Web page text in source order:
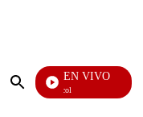
Enviar
EN VIVO
Noticias Caracol